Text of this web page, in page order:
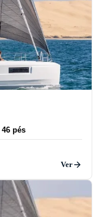
46 pés
Ver